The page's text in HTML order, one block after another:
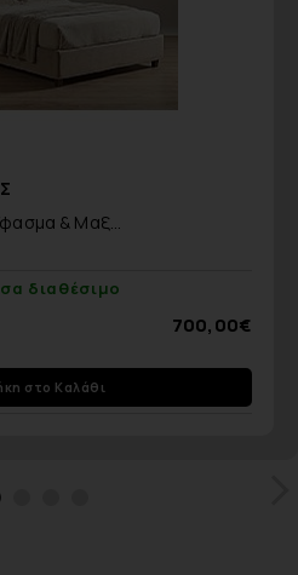
& Μαξ...
διαθέσιμο
700,00€
στο Καλάθι